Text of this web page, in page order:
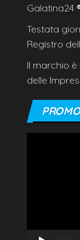
Galatina24
Testata
Registro
Il marchio
delle